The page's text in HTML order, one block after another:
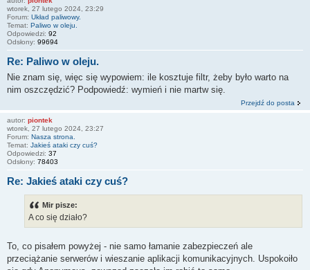
wtorek, 27 lutego 2024, 23:29
Forum: Układ paliwowy.
Temat: Paliwo w oleju.
Odpowiedzi: 92
Odsłony: 99694
Re: Paliwo w oleju.
Nie znam się, więc się wypowiem: ile kosztuje filtr, żeby było warto na
nim oszczędzić? Podpowiedź: wymień i nie martw się.
Przejdź do posta
autor: piontek
wtorek, 27 lutego 2024, 23:27
Forum: Nasza strona.
Temat: Jakieś ataki czy cuś?
Odpowiedzi: 37
Odsłony: 78403
Re: Jakieś ataki czy cuś?
Mir pisze:
A co się działo?
To, co pisałem powyżej - nie samo łamanie zabezpieczeń ale
przeciążanie serwerów i wieszanie aplikacji komunikacyjnych. Uspokoiło